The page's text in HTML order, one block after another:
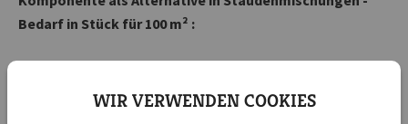
Bedarf in Stück für 100 m² :
auf frischen bis mäßig trockenen Freiflächen - Ersatz
WIR VERWENDEN COOKIES